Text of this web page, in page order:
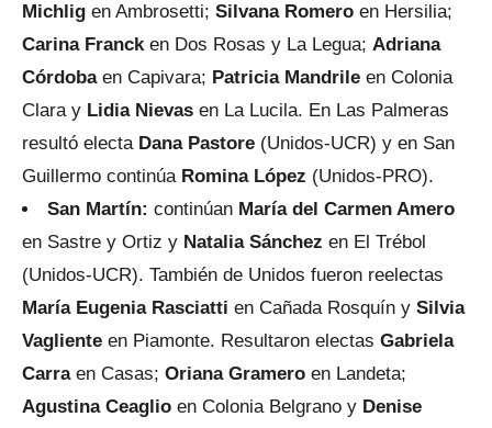
Michlig en Ambrosetti; Silvana Romero en Hersilia;
Carina Francken Dos Rosas y La Legua; Adriana
Córdobaen Capivara; Patricia Mandrile en Colonia
Clara y Lidia Nievas en La Lucila. En Las Palmeras
resultó electa Dana Pastore (Unidos-UCR) y en San
Guillermo continúa Romina López (Unidos-PRO).
San Martín: continúan María del Carmen Amero
en Sastre y Ortiz y Natalia Sánchez en El Trébol
(Unidos-UCR). También de Unidos fueron reelectas
María Eugenia Rasciatti en Cañada Rosquín y Silvia
Vagliente en Piamonte. Resultaron electas Gabriela
Carraen Casas; Oriana Gramero en Landeta;
Agustina Ceaglio en Colonia Belgrano y Denise